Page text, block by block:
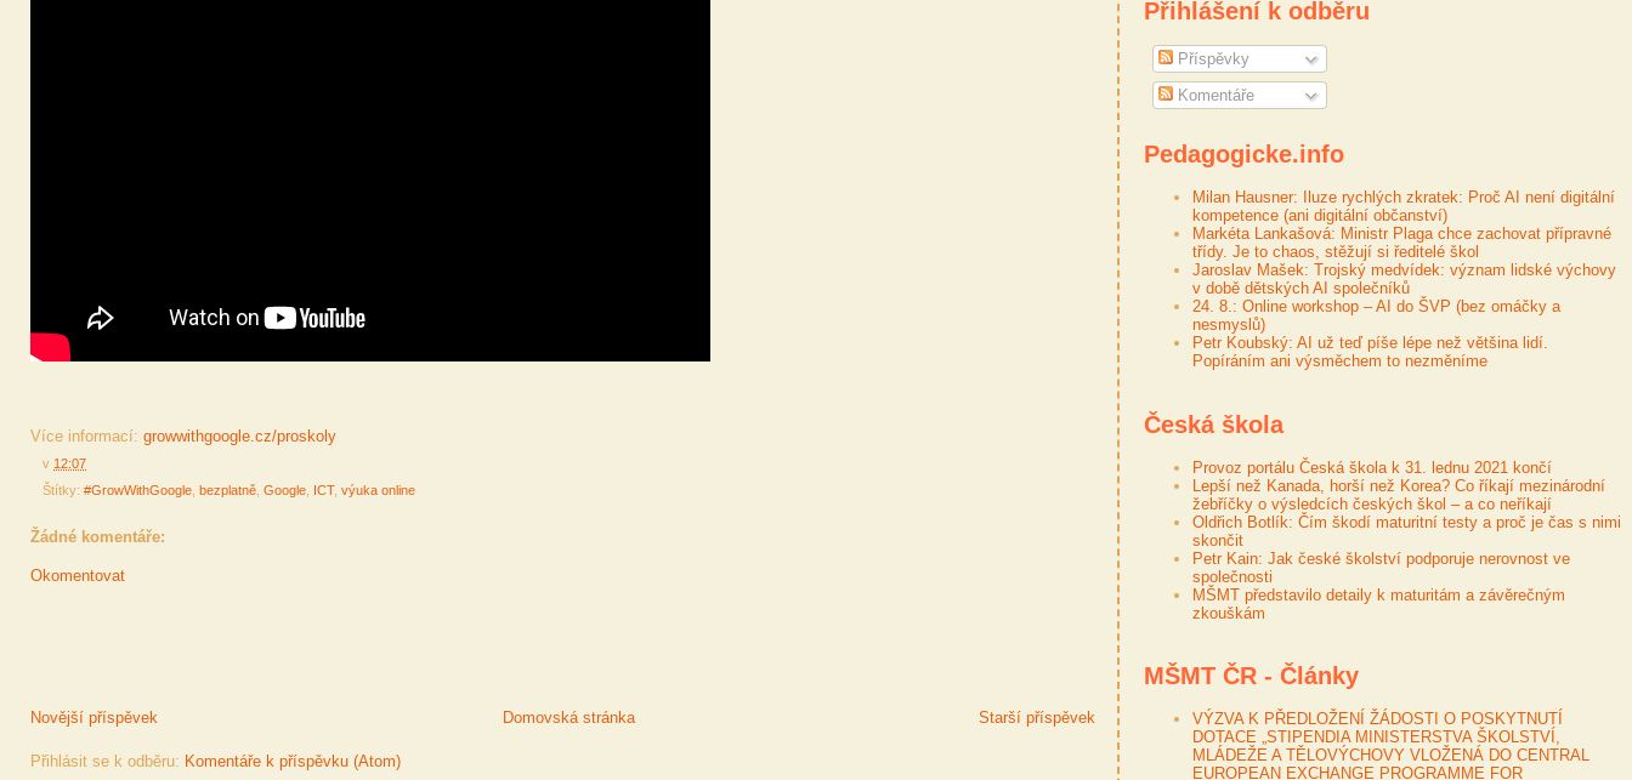
Více informací: growwithgoogle.cz/proskoly
v 12:07
Štítky: #GrowWithGoogle bezplatně Google ICT, výuka online
Žádné komentáře:
Okomentovat
Novější příspěvek Starší příspěvek
Domovská stránka
Přihlásit se k odběru: Komentáře k příspěvku (Atom)
Přihlášení k odběru
Příspěvky
Komentáře
Pedagogicke.info
Milan Hausner: Iluze rychlých zkratek: Proč AI není digitální
kompetence (ani digitální občanství)
Markéta Lankašová: Ministr Plaga chce zachovat přípravné
třídy. Je to chaos, stěžují si ředitelé škol
Jaroslav Mašek: Trojský medvídek: význam lidské výchovy
v době dětských AI společníků
24. 8.: Online workshop – AI do ŠVP (bez omáčky a
nesmyslů)
Petr Koubský: AI už teď píše lépe než většina lidí.
Popíráním ani výsměchem to nezměníme
Česká škola
Provoz portálu Česká škola k 31. lednu 2021 končí
Lepší než Kanada, horší než Korea? Co říkají mezinárodní
žebříčky o výsledcích českých škol – a co neříkají
Oldřich Botlík: Čím škodí maturitní testy a proč je čas s nimi
skončit
Petr Kain: Jak české školství podporuje nerovnost ve
společnosti
MŠMT představilo detaily k maturitám a závěrečným
zkouškám
MŠMT ČR - Články
VÝZVA K PŘEDLOŽENÍ ŽÁDOSTI O POSKYTNUTÍ
DOTACE „STIPENDIA MINISTERSTVA ŠKOLSTVÍ,
MLÁDEŽE A TĚLOVÝCHOVY VLOŽENÁ DO CENTRAL
EUROPEAN EXCHANGE PROGRAMME FOR